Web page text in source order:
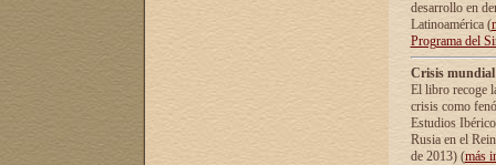
desarrollo en
Latinoamérica (
Programa del
Crisis
El libro recoge
crisis como
Estudios
Rusia en el
de 2013) (más